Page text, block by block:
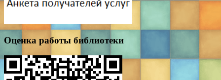
Оценка работы библиотеки